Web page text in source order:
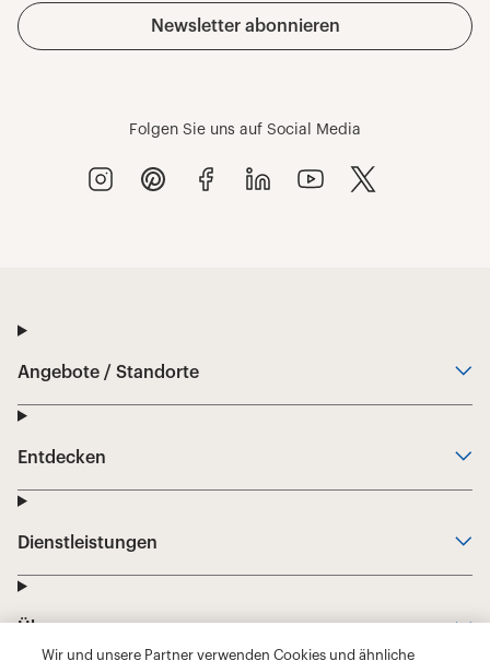
Wir und unsere Partner verwenden Cookies und ähnliche